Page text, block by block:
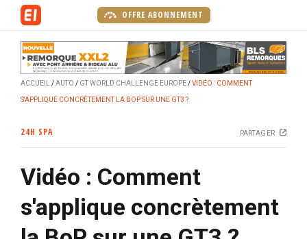
OFFRE ABONNEMENT
ACCUEIL AUTO GT WORLD CHALLENGE EUROPE VIDÉO : COMMENT
S'APPLIQUE CONCRÈTEMENT LA BOP SUR UNE GT3 ?
24H SPA PARTAGER
Vidéo : Comment
s'applique concrètement